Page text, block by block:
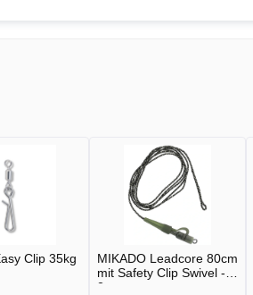
Clip 35kg
MIKADO Leadcore 80cm
mit Safety Clip Swivel -
2st